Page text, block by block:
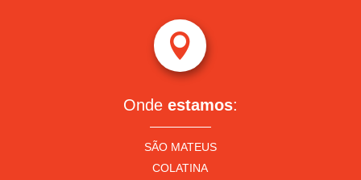

Onde estamos:
SÃO MATEUS
COLATINA